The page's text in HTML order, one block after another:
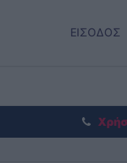
ΕΙΣΟΔΟΣ